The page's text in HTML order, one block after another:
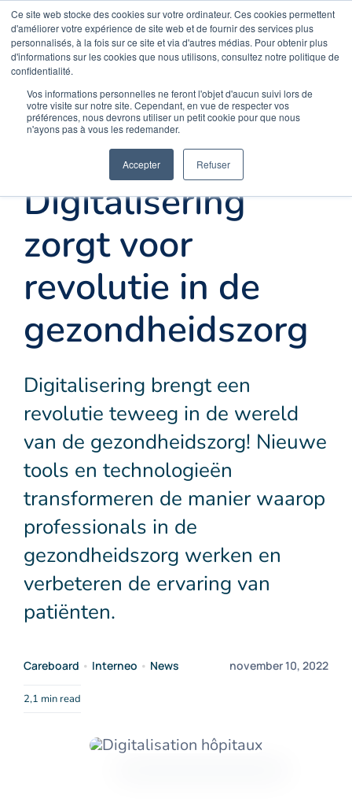
Ce site web stocke des cookies sur votre ordinateur. Ces cookies permettent
d'améliorer votre expérience de site web et de fournir des services plus
personnalisés, à la fois sur ce site et via d'autres médias. Pour obtenir plus
d'informations sur les cookies que nous utilisons, consultez notre politique de
confidentialité.
Vos informations personnelles ne feront l'objet d'aucun suivi lors de
votre visite sur notre site. Cependant, en vue de respecter vos
préférences, nous devrons utiliser un petit cookie pour que nous
n'ayons pas à vous les redemander.
Accepter Refuser
Skip
to
content
Opal Solutions
Menu
Onthaal
Oplossingen
Uw behoeften
Meer
Contact
NL
Digitalisering
zorgt voor
revolutie in de
gezondheidszorg
Digitalisering brengt een
revolutie teweeg in de wereld
van de gezondheidszorg! Nieuwe
tools en technologieën
transformeren de manier waarop
professionals in de
gezondheidszorg werken en
verbeteren de ervaring van
patiënten.
Careboard • Interneo • News november 10, 2022
2,1 min read